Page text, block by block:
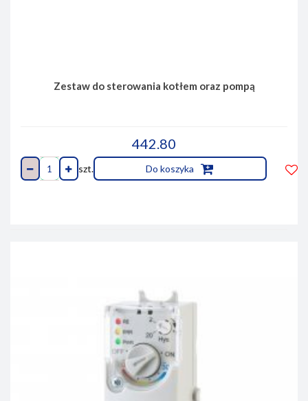
Zestaw do sterowania kotłem oraz pompą
442.80
szt. Do koszyka